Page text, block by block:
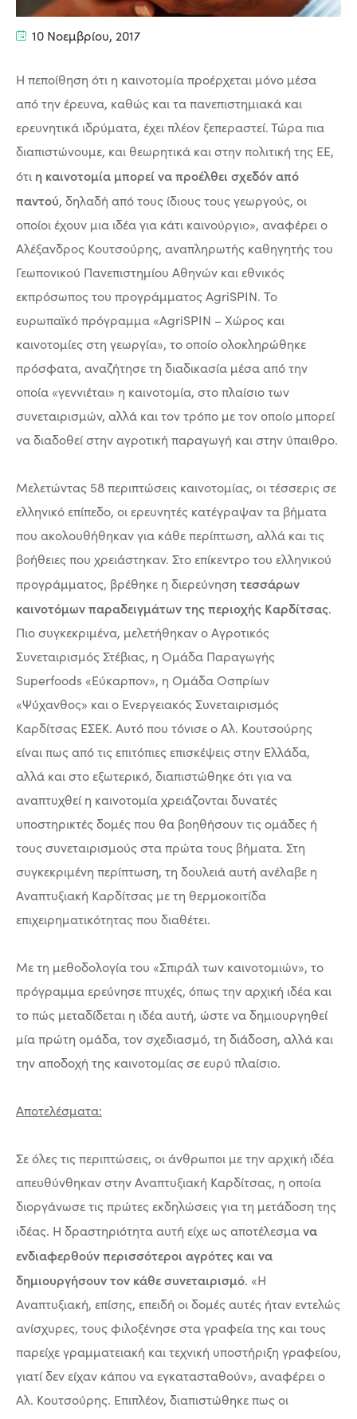
10 Νοεμβρίου, 2017
Η πεποίθηση ότι η καινοτομία προέρχεται μόνο μέσα
από την έρευνα, καθώς και τα πανεπιστημιακά και
ερευνητικά ιδρύματα, έχει πλέον ξεπεραστεί. Τώρα πια
διαπιστώνουμε, και θεωρητικά και στην πολιτική της ΕΕ,
ότι η καινοτομία μπορεί να προέλθει σχεδόν από
παντού, δηλαδή από τους ίδιους τους γεωργούς, οι
οποίοι έχουν μια ιδέα για κάτι καινούργιο», αναφέρει ο
Αλέξανδρος Κουτσούρης, αναπληρωτής καθηγητής του
Γεωπονικού Πανεπιστημίου Αθηνών και εθνικός
εκπρόσωπος του προγράμματος AgriSPIN. Το
ευρωπαϊκό πρόγραμμα «AgriSPIN – Χώρος και
καινοτομίες στη γεωργία», το οποίο ολοκληρώθηκε
πρόσφατα, αναζήτησε τη διαδικασία μέσα από την
οποία «γεννιέται» η καινοτομία, στο πλαίσιο των
συνεταιρισμών, αλλά και τον τρόπο με τον οποίο μπορεί
να διαδοθεί στην αγροτική παραγωγή και στην ύπαιθρο.
Μελετώντας 58 περιπτώσεις καινοτομίας, οι τέσσερις σε
ελληνικό επίπεδο, οι ερευνητές κατέγραψαν τα βήματα
που ακολουθήθηκαν για κάθε περίπτωση, αλλά και τις
βοήθειες που χρειάστηκαν. Στο επίκεντρο του ελληνικού
προγράμματος, βρέθηκε η διερεύνηση τεσσάρων
καινοτόμων παραδειγμάτων της περιοχής Καρδίτσας.
Πιο συγκεκριμένα, μελετήθηκαν ο Αγροτικός
Συνεταιρισμός Στέβιας, η Ομάδα Παραγωγής
Superfoods «Εύκαρπον», η Ομάδα Οσπρίων
«Ψύχανθος» και ο Ενεργειακός Συνεταιρισμός
Καρδίτσας ΕΣΕΚ. Αυτό που τόνισε ο Αλ. Κουτσούρης
είναι πως από τις επιτόπιες επισκέψεις στην Ελλάδα,
αλλά και στο εξωτερικό, διαπιστώθηκε ότι για να
αναπτυχθεί η καινοτομία χρειάζονται δυνατές
υποστηρικτές δομές που θα βοηθήσουν τις ομάδες ή
τους συνεταιρισμούς στα πρώτα τους βήματα. Στη
συγκεκριμένη περίπτωση, τη δουλειά αυτή ανέλαβε η
Αναπτυξιακή Καρδίτσας με τη θερμοκοιτίδα
επιχειρηματικότητας που διαθέτει.
Με τη μεθοδολογία του «Σπιράλ των καινοτομιών», το
πρόγραμμα ερεύνησε πτυχές, όπως την αρχική ιδέα και
το πώς μεταδίδεται η ιδέα αυτή, ώστε να δημιουργηθεί
μία πρώτη ομάδα, τον σχεδιασμό, τη διάδοση, αλλά και
την αποδοχή της καινοτομίας σε ευρύ πλαίσιο.
Αποτελέσματα:
Σε όλες τις περιπτώσεις, οι άνθρωποι με την αρχική ιδέα
απευθύνθηκαν στην Αναπτυξιακή Καρδίτσας, η οποία
διοργάνωσε τις πρώτες εκδηλώσεις για τη μετάδοση της
ιδέας. Η δραστηριότητα αυτή είχε ως αποτέλεσμανα
ενδιαφερθούν περισσότεροι αγρότες και να
δημιουργήσουν τον κάθε συνεταιρισμό. «Η
Αναπτυξιακή, επίσης, επειδή οι δομές αυτές ήταν εντελώς
ανίσχυρες, τους φιλοξένησε στα γραφεία της και τους
παρείχε γραμματειακή και τεχνική υποστήριξη γραφείου,
γιατί δεν είχαν κάπου να εγκατασταθούν», αναφέρει ο
Αλ. Κουτσούρης. Επιπλέον, διαπιστώθηκε πως οι